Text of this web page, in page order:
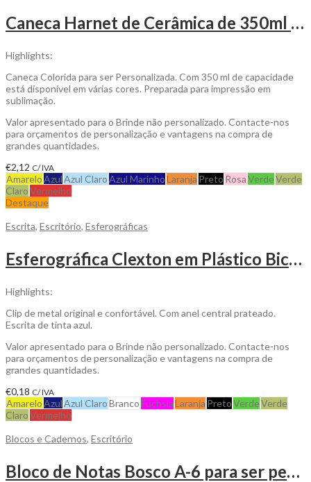
Caneca Harnet de Cerâmica de 350ml Colorida para Personalizar
Highlights:
Caneca Colorida para ser Personalizada. Com 350 ml de capacidade
está disponível em várias cores. Preparada para impressão em
sublimação.
Valor apresentado para o Brinde não personalizado. Contacte-nos
para orçamentos de personalização e vantagens na compra de
grandes quantidades.
€2,12 C/ IVA
AmareloAzulAzul ClaroAzul MarinhoLaranja Preto RosaVerdeVerde
ClaroVermelho
Destaque
Escrita, Escritório, Esferográficas
Esferográfica Clexton em Plástico Biclor para Personalizar
Highlights:
Clip de metal original e confortável. Com anel central prateado.
Escrita de tinta azul.
Valor apresentado para o Brinde não personalizado. Contacte-nos
para orçamentos de personalização e vantagens na compra de
grandes quantidades.
€0,18 C/ IVA
AmareloAzulAzul ClaroBrancoFuchsiaLaranja PretoVerdeVerde
ClaroVermelho
Blocos e Cadernos, Escritório
Bloco de Notas Bosco A-6 para ser personalizado